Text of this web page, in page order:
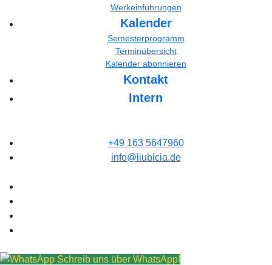
Werkeinführungen
Kalender
Semesterprogramm
Terminübersicht
Kalender abonnieren
Kontakt
Intern
+49 163 5647960
info@liubicia.de
Schreib uns über WhatsApp!